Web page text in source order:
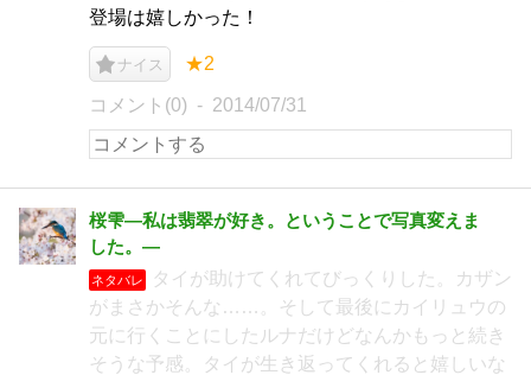
登場は嬉しかった！
ナイス ★2
コメント(0) 2014/07/31
桜雫―私は翡翠が好き。ということで写真変えま
した。―
ネタバレ
タイが助けてくれてびっくりした。カザン
がまさかそんな……。そして最後にカイリュウの
元に行くことにしたルナだけどなんかもっと続き
そうな予感。タイが生き返ってくれると嬉しいな